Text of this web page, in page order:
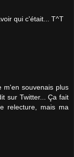
qui c'était... T^T
m'en souvenais plus
sur Twitter... Ça fait
relecture, mais ma